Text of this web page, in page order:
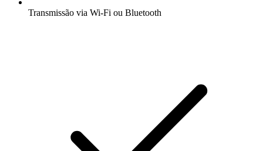
Transmissão via Wi-Fi ou Bluetooth